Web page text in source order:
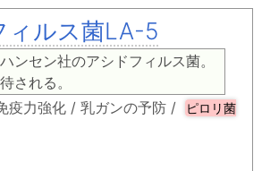
ィルス菌LA-5
ンセン社のアシドフィルス菌。
される。
疫力強化 / 乳ガンの予防 /
ピロリ菌